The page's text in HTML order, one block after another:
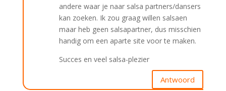
andere waar je naar salsa partners/dansers
kan zoeken. Ik zou graag willen salsaen
maar heb geen salsapartner, dus misschien
handig om een aparte site voor te maken.
Succes en veel salsa-plezier
Antwoord